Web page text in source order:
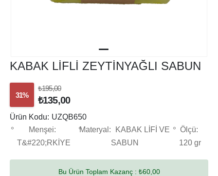
KABAK LİFLİ ZEYTİNYAĞLI SABUN
31%
₺195,00
₺135,00
Ürün Kodu: UZQB650
Menşei:
T&#220;RKİYE
Materyal:
KABAK LİFİ VE
SABUN
Ölçü:
120 gr
Bu Ürün Toplam Kazanç : ₺60,00